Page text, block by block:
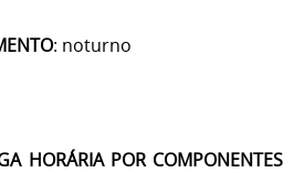
: noturno
HORÁRIA POR COMPONENTES